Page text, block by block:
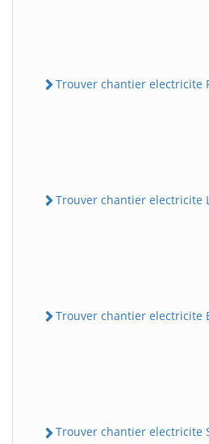
Trouver chantier electricite
Trouver chantier electricite
Trouver chantier electricite
Trouver chantier electricite